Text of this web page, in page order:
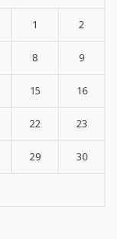
1 2
8 9
15 16
22 23
29 30